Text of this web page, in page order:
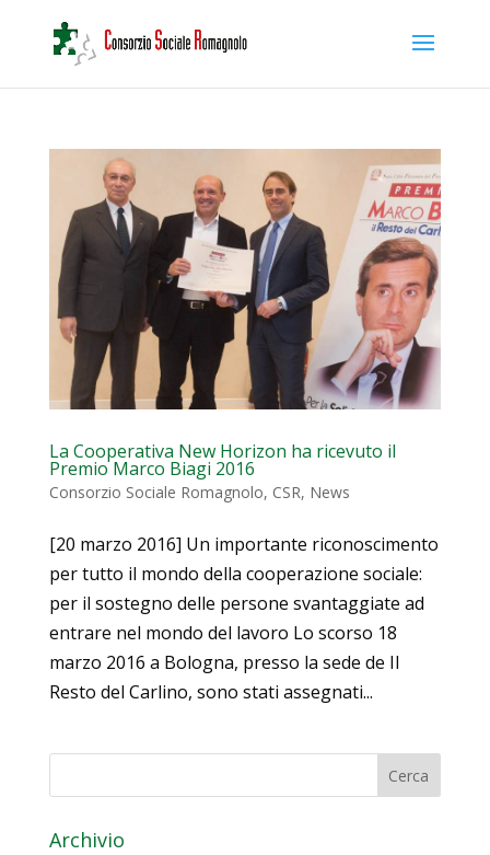
La Cooperativa New Horizon ha ricevuto il
Premio Marco Biagi 2016
Consorzio Sociale Romagnolo, CSR, News
[20 marzo 2016] Un importante riconoscimento
per tutto il mondo della cooperazione sociale:
per il sostegno delle persone svantaggiate ad
entrare nel mondo del lavoro Lo scorso 18
marzo 2016 a Bologna, presso la sede de Il
Resto del Carlino, sono stati assegnati...
Archivio